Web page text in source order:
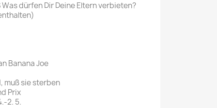
Was dürfen Dir Deine Eltern verbieten?
Banana Joe
muß sie sterben
Prix
2. 5.